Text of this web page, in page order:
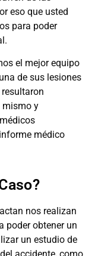
eso que usted
para poder
el mejor equipo
de sus lesiones
mismo y
médico
nos realizan
poder obtener un
un estudio de